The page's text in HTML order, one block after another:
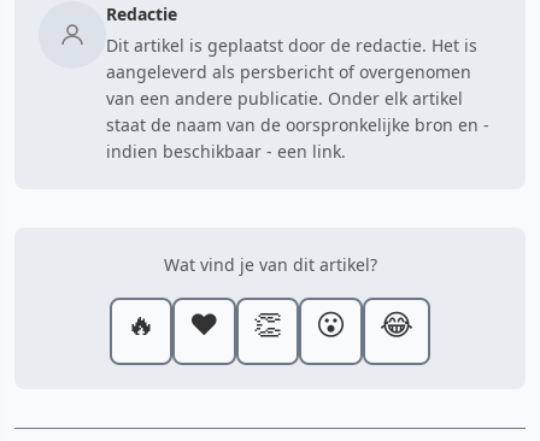
Redactie
Dit artikel is geplaatst door de redactie. Het is
aangeleverd als persbericht of overgenomen
van een andere publicatie. Onder elk artikel
staat de naam van de oorspronkelijke bron en -
indien beschikbaar - een link.
Wat vind je van dit artikel?
🔥 ❤️ 👏 😮 😂